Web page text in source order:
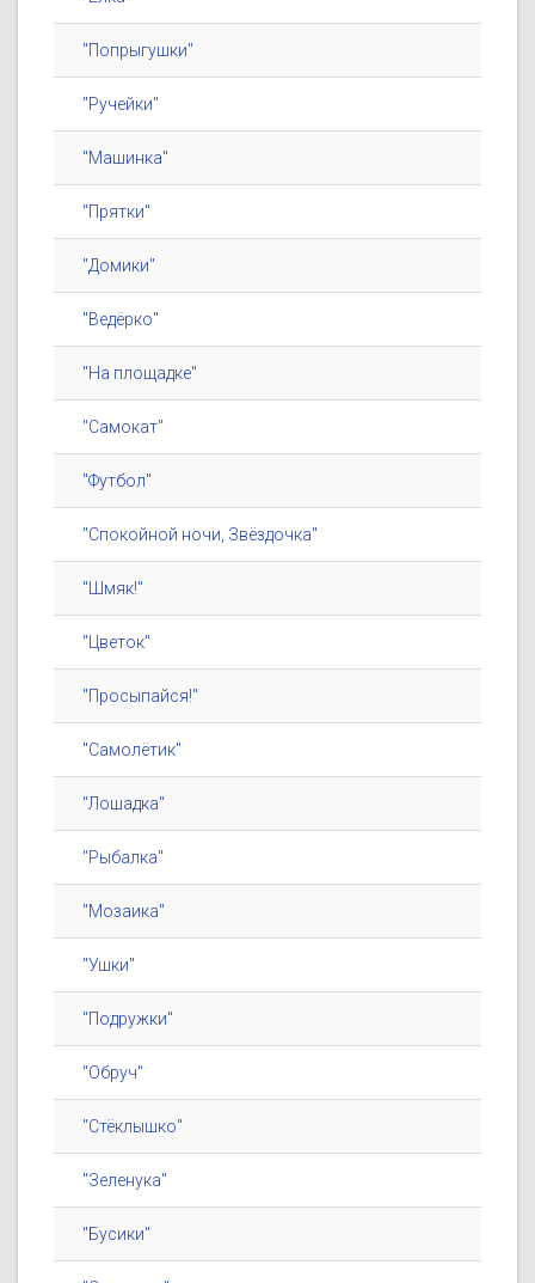
"Попрыгушки"
"Ручейки"
"Машинка"
"Прятки"
"Домики"
"Ведёрко"
"На площадке"
"Самокат"
"Футбол"
"Спокойной ночи, Звёздочка"
"Шмяк!"
"Цветок"
"Просыпайся!"
"Самолётик"
"Лошадка"
"Рыбалка"
"Мозаика"
"Ушки"
"Подружки"
"Обруч"
"Стёклышко"
"Зеленука"
"Бусики"